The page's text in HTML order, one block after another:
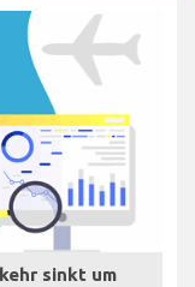
sinkt um